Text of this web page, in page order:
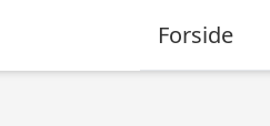
Forside